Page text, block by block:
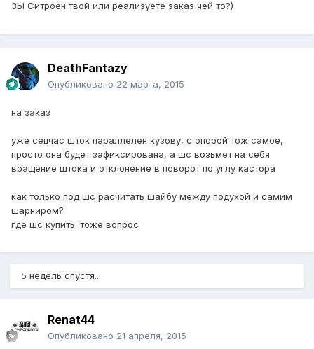
ЗЫ Ситроен твой или реализуете заказ чей то?)
DeathFantazy
Опубликовано 22 марта, 2015
на заказ
уже сецчас шток параллелен кузову, с опорой тож самое,
просто она будет зафиксирована, а шс возьмет на себя
вращение штока и отклонение в поворот по углу кастора
как только под шс расчитать шайбу между подухой и самим
шарниром?
где шс купить. тоже вопрос
5 недель спустя...
Renat44
Опубликовано 21 апреля, 2015